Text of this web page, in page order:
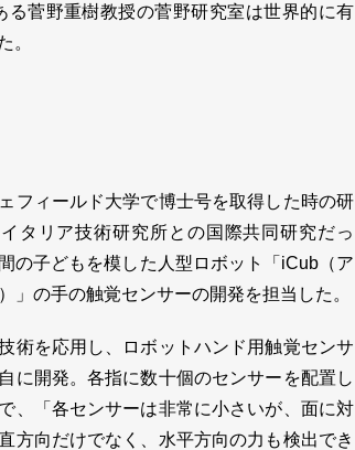
る菅野重樹教授の菅野研究室は世界的に有
。
フィールド大学で博士号を取得した時の研
タリア技術研究所との国際共同研究だっ
の子どもを模した人型ロボット「iCub（ア
」の手の触覚センサーの開発を担当した。
術を応用し、ロボットハンド用触覚センサ
に開発。各指に数十個のセンサーを配置し
、「各センサーは非常に小さいが、面に対
方向だけでなく、水平方向の力も検出でき